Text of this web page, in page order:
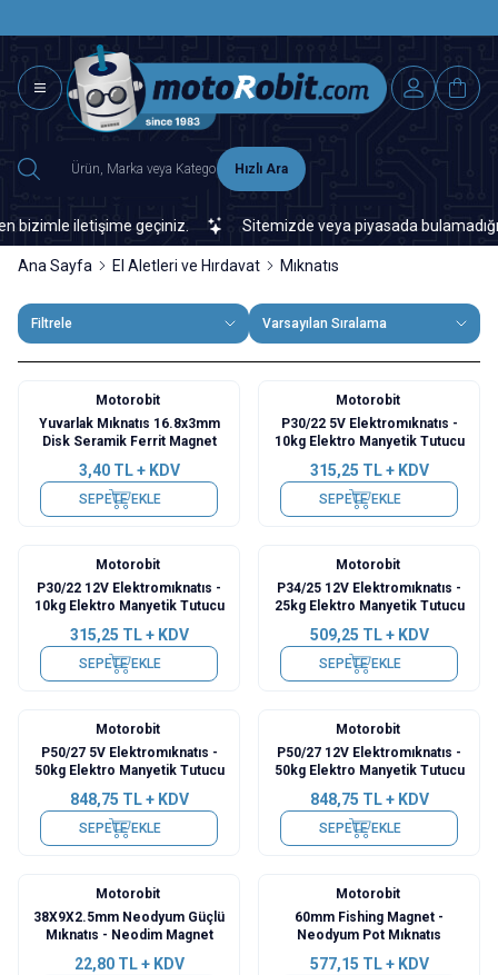
Hızlı Ara
iletişime geçiniz. Sitemizde veya piyasada
Ana Sayfa El Aletleri ve Hırdavat Mıknatıs
Filtrele Varsayılan Sıralama
Motorobit
Yuvarlak Mıknatıs 16.8x3mm
Disk Seramik Ferrit Magnet
3,40TL + KDV
SEPETE EKLE
Motorobit
P30/22 5V Elektromıknatıs -
10kg Elektro Manyetik Tutucu
315,25 TL + KDV
SEPETE EKLE
Motorobit
P30/22 12V Elektromıknatıs -
10kg Elektro Manyetik Tutucu
315,25 TL + KDV
SEPETE EKLE
Motorobit
P34/25 12V Elektromıknatıs -
25kg Elektro Manyetik Tutucu
509,25 TL + KDV
SEPETE EKLE
Motorobit
P50/27 5V Elektromıknatıs -
50kg Elektro Manyetik Tutucu
848,75 TL + KDV
SEPETE EKLE
Motorobit
P50/27 12V Elektromıknatıs -
50kg Elektro Manyetik Tutucu
848,75 TL + KDV
SEPETE EKLE
Motorobit
38X9X2.5mm Neodyum Güçlü
Mıknatıs - Neodim Magnet
22,80TL + KDV
Motorobit
60mm Fishing Magnet -
Neodyum Pot Mıknatıs
577,15 TL + KDV